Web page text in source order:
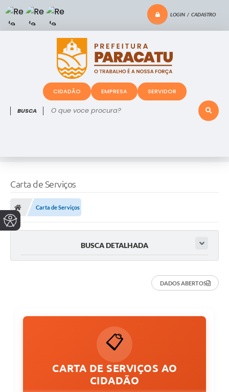
LOGIN / CADASTRO
O que voce procura?
CIDADÃO EMPRESA SERVIDOR
Carta de Serviços
Carta de Serviços
BUSCA DETALHADA
DADOS ABERTOS
📋
CARTA DE SERVIÇOS AO
CIDADÃO